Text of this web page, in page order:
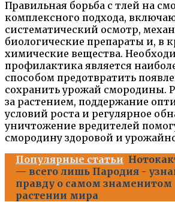
Правильная борьба с тлей на
комплексного подхода,
систематический осмотр,
биологические препараты и, в
химические вещества.
профилактика является
способом предотвратить
сохранить урожай смородины.
за растением, поддержание
условий роста и регулярное
уничтожение вредителей
смородину здоровой и
Популярные статьи
— всего лишь Пародия -
правду о самом знаменитом
растении мира